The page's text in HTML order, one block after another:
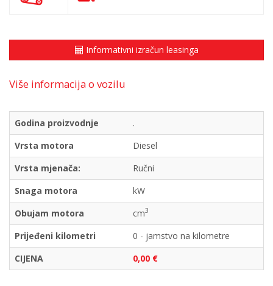
Informativni izračun leasinga
Više informacija o vozilu
Godina proizvodnje
.
Vrsta motora
Diesel
Vrsta mjenača:
Ručni
Snaga motora
kW
Obujam motora
cm3
Prijeđeni kilometri
0 - jamstvo na kilometre
CIJENA
0,00 €